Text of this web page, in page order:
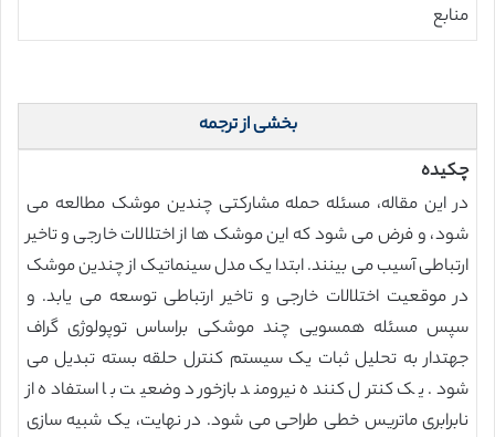
منابع
بخشی از ترجمه
چکیده
در این مقاله، مسئله حمله مشارکتی چندین موشک مطالعه می
شود، و فرض می شود که این موشک ها از اختلالات خارجی و تاخیر
ارتباطی آسیب می بینند. ابتدا یک مدل سینماتیک از چندین موشک
در موقعیت اختلالات خارجی و تاخیر ارتباطی توسعه می یابد. و
سپس مسئله همسویی چند موشکی براساس توپولوژی گراف
جهتدار به تحلیل ثبات یک سیستم کنترل حلقه بسته تبدیل می
شود. یک کنترل کننده نیرومند بازخورد وضعیت با استفاده از
نابرابری ماتریس خطی طراحی می شود. در نهایت، یک شبیه سازی